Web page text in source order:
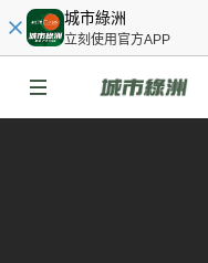
城市綠洲
立刻使用官方APP